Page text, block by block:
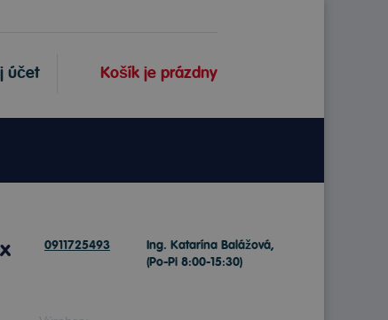
Košík je prázdny
účet
0911725493
Ing. Katarína Balážová,
(Po-Pi 8:00-15:30)